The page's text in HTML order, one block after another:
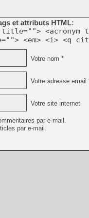
et attributs HTML:
<acronym
<em> <i> <q
Votre nom *
Votre adresse email
Votre site internet
par e-mail.
par e-mail.